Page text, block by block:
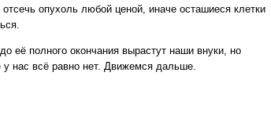
отсечь опухоль любой ценой, иначе осташиеся клетки
её полного окончания вырастут наши внуки, но
у нас всё равно нет. Движемся дальше.